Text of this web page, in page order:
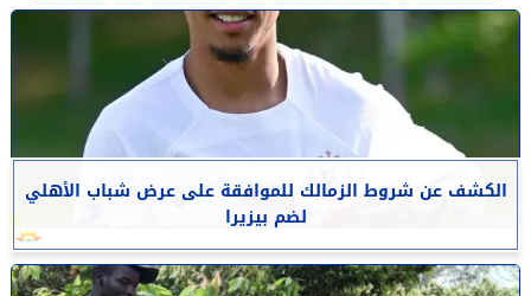
الكشف عن شروط الزمالك للموافقة على عرض شباب الأهلي
لضم بيزيرا